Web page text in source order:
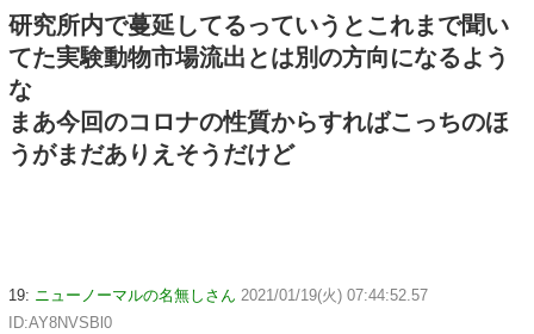
研究所内で蔓延してるっていうとこれまで聞い
てた実験動物市場流出とは別の方向になるよう
な
まあ今回のコロナの性質からすればこっちのほ
うがまだありえそうだけど
19: ニューノーマルの名無しさん 2021/01/19(火) 07:44:52.57
ID:AY8NVSBl0